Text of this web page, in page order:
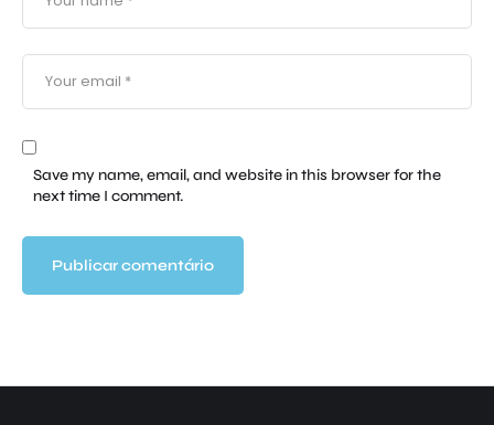
Save my name, email, and website in this browser for the
next time I comment.